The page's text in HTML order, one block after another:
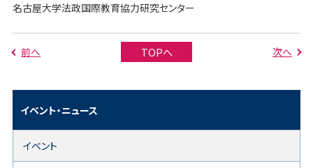
名古屋大学法政国際教育協力研究センター
前へ TOPへ 次へ
イベント・ニュース
イベント